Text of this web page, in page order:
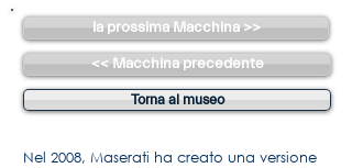
la prossima Macchina >>
<< Macchina precedente
Torna al museo
Nel 2008, Maserati ha creato una versione